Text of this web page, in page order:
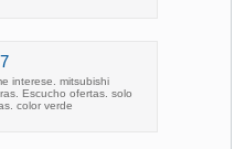
interese. mitsubishi
Escucho ofertas. solo
color verde